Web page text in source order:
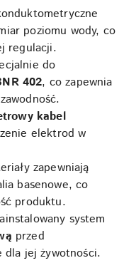
poziomu wody, co
regulacji.
do
402, co zapewnia
kabel
elektrod w
zapewniają
basenowe, co
produktu.
system
przed
dla jej żywotności.